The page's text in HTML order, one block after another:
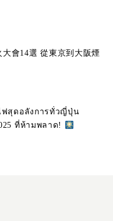
從東京到大阪煙
ฟสุดอลังการทั่วญี่ปุ่น
ที่ห้ามพลาด!